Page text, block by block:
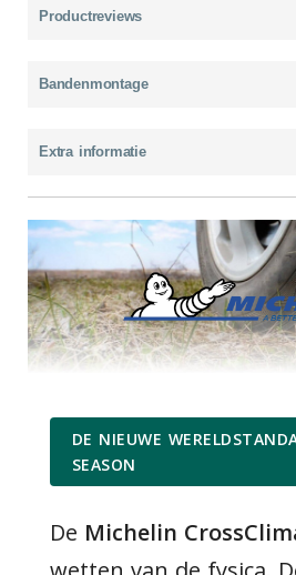
Productreviews
Bandenmontage
Extra informatie
DE NIEUWE
SEASON
De Michelin